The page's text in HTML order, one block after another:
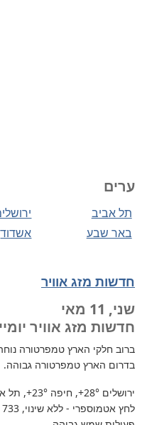
ערים
תל אביב
אשדוד באר שבע
חדשות מזג אוויר
שני, 11 מאי
חדשות מזג אוויר
ברוב חלקי הארץ טמפרטורה נוחה,
בדרום הארץ טמפרטורה גבוהה.
ירושלים +28°, חיפה +23°, תל
לחץ אטמוספרי - ללא שינוי, 733 מ"מ / כספית עמ '